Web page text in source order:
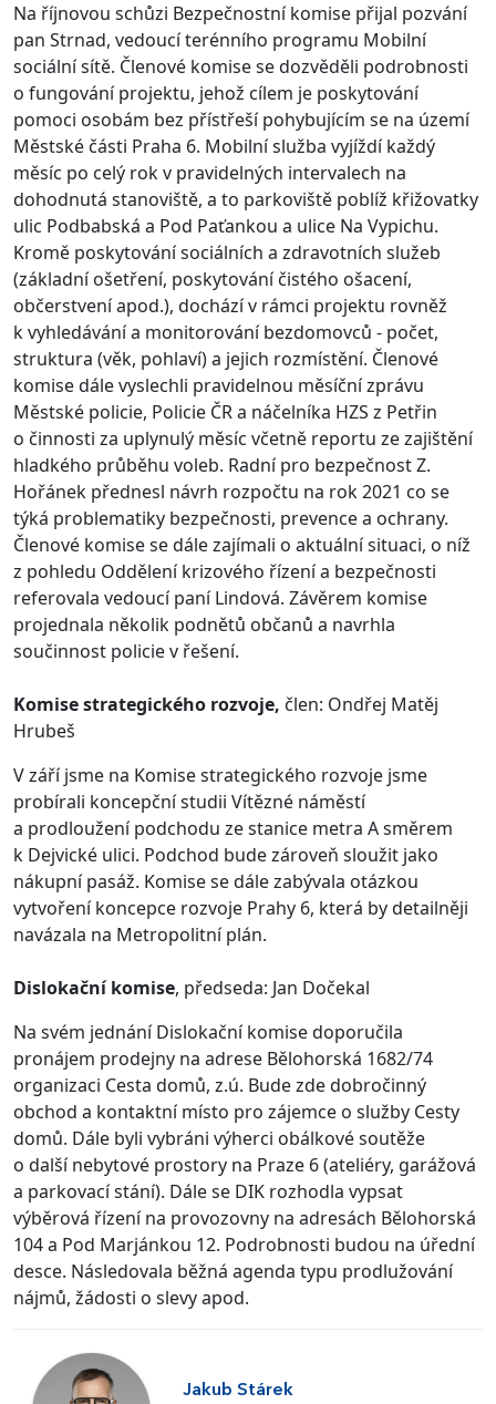
Na říjnovou schůzi Bezpečnostní komise přijal pozvání
pan Strnad, vedoucí terénního programu Mobilní
sociální sítě. Členové komise se dozvěděli podrobnosti
o fungování projektu, jehož cílem je poskytování
pomoci osobám bez přístřeší pohybujícím se na území
Městské části Praha 6. Mobilní služba vyjíždí každý
měsíc po celý rok v pravidelných intervalech na
dohodnutá stanoviště, a to parkoviště poblíž křižovatky
ulic Podbabská a Pod Paťankou a ulice Na Vypichu.
Kromě poskytování sociálních a zdravotních služeb
(základní ošetření, poskytování čistého ošacení,
občerstvení apod.), dochází v rámci projektu rovněž
k vyhledávání a monitorování bezdomovců - počet,
struktura (věk, pohlaví) a jejich rozmístění. Členové
komise dále vyslechli pravidelnou měsíční zprávu
Městské policie, Policie ČR a náčelníka HZS z Petřin
o činnosti za uplynulý měsíc včetně reportu ze zajištění
hladkého průběhu voleb. Radní pro bezpečnost Z.
Hořánek přednesl návrh rozpočtu na rok 2021 co se
týká problematiky bezpečnosti, prevence a ochrany.
Členové komise se dále zajímali o aktuální situaci, o níž
z pohledu Oddělení krizového řízení a bezpečnosti
referovala vedoucí paní Lindová. Závěrem komise
projednala několik podnětů občanů a navrhla
součinnost policie v řešení.
Komise strategického rozvoje, člen: Ondřej Matěj
Hrubeš
V září jsme na Komise strategického rozvoje jsme
probírali koncepční studii Vítězné náměstí
a prodloužení podchodu ze stanice metra A směrem
k Dejvické ulici. Podchod bude zároveň sloužit jako
nákupní pasáž. Komise se dále zabývala otázkou
vytvoření koncepce rozvoje Prahy 6, která by detailněji
navázala na Metropolitní plán.
Dislokační komise, předseda: Jan Dočekal
Na svém jednání Dislokační komise doporučila
pronájem prodejny na adrese Bělohorská 1682/74
organizaci Cesta domů, z.ú. Bude zde dobročinný
obchod a kontaktní místo pro zájemce o služby Cesty
domů. Dále byli vybráni výherci obálkové soutěže
o další nebytové prostory na Praze 6 (ateliéry, garážová
a parkovací stání). Dále se DIK rozhodla vypsat
výběrová řízení na provozovny na adresách Bělohorská
104 a Pod Marjánkou 12. Podrobnosti budou na úřední
desce. Následovala běžná agenda typu prodlužování
nájmů, žádosti o slevy apod.
Jakub Stárek